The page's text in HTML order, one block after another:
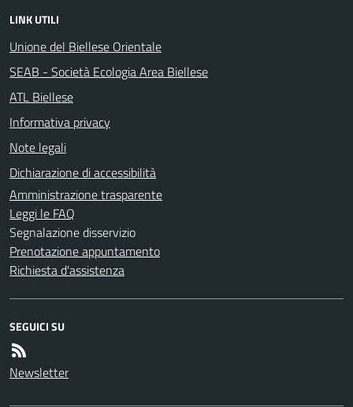
LINK UTILI
Unione del Biellese Orientale
SEAB - Società Ecologia Area Biellese
ATL Biellese
Informativa privacy
Note legali
Dichiarazione di accessibilità
Amministrazione trasparente
Leggi le FAQ
Segnalazione disservizio
Prenotazione appuntamento
Richiesta d'assistenza
SEGUICI SU
Newsletter